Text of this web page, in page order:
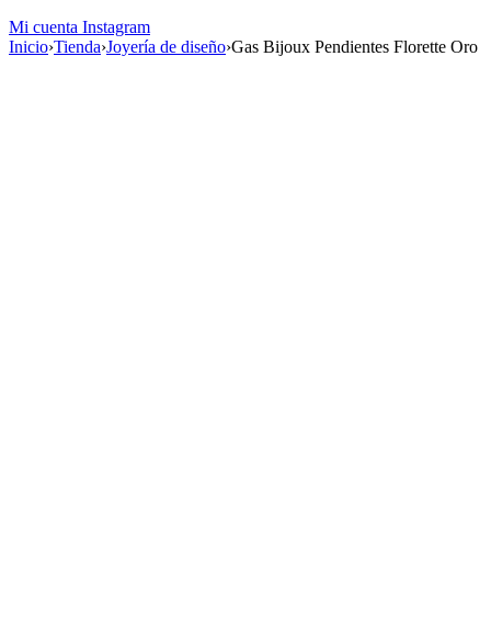
Mi cuenta Instagram
Inicio›Tienda›Joyería de diseño›Gas Bijoux Pendientes Florette Oro